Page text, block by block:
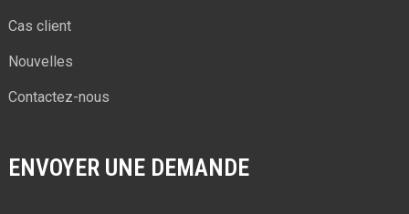
Cas client
Nouvelles
Contactez-nous
ENVOYER UNE DEMANDE